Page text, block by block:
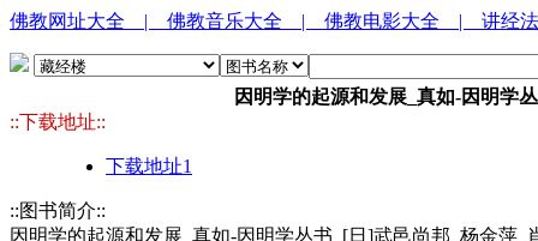
佛教网址大全 | 佛教音乐大全 | 佛教电影大全 | 讲经
因明学的起源和发展_真如-因明学
::下载地址::
下载地址1
::图书简介::
因明学的起源和发展_真如-因明学丛书_[日]武邑尚邦_杨金萍_